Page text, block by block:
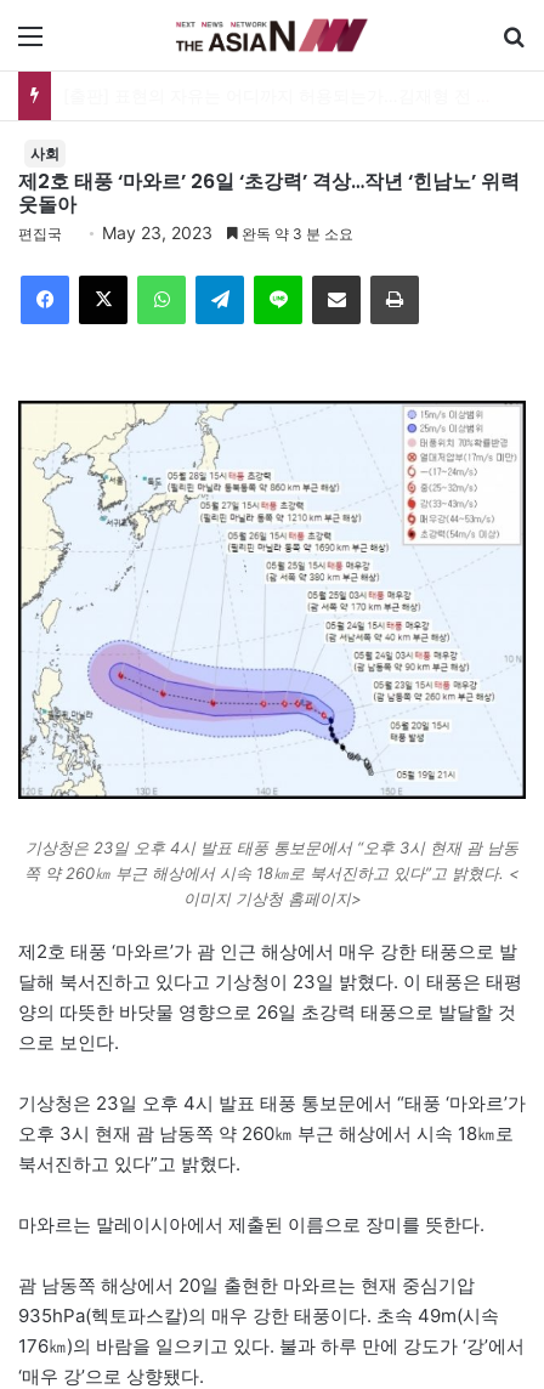
사회
제2호 태풍 ‘마와르’ 26일 ‘초강력’ 격상…작년 ‘힌남노’ 위력
웃돌아
편집국 May 23, 2023 완독 약 3 분 소요
Telegram 이메일
기상청은 23일 오후 4시 발표 태풍 통보문에서 “오후 3시 현재 괌 남동
쪽 약 260㎞ 부근 해상에서 시속 18㎞로 북서진하고 있다”고 밝혔다. <
이미지 기상청 홈페이지>
제2호 태풍 ‘마와르’가 괌 인근 해상에서 매우 강한 태풍으로 발
달해 북서진하고 있다고 기상청이 23일 밝혔다. 이 태풍은 태평
양의 따뜻한 바닷물 영향으로 26일 초강력 태풍으로 발달할 것
으로 보인다.
기상청은 23일 오후 4시 발표 태풍 통보문에서 “태풍 ‘마와르’가
오후 3시 현재 괌 남동쪽 약 260㎞ 부근 해상에서 시속 18㎞로
북서진하고 있다”고 밝혔다.
마와르는 말레이시아에서 제출된 이름으로 장미를 뜻한다.
괌 남동쪽 해상에서 20일 출현한 마와르는 현재 중심기압
935hPa(헥토파스칼)의 매우 강한 태풍이다. 초속 49m(시속
176㎞)의 바람을 일으키고 있다. 불과 하루 만에 강도가 ‘강’에서
‘매우 강’으로 상향됐다.